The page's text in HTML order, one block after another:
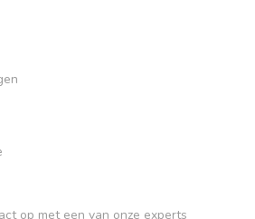
op met een van onze experts